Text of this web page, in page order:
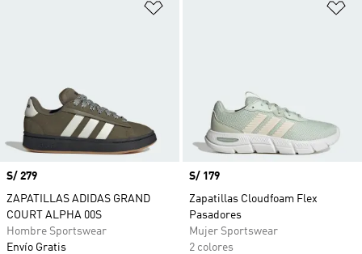
Precio
S/ 279
ZAPATILLAS ADIDAS GRAND
COURT ALPHA 00S
Hombre Sportswear
Envío Gratis
Precio
S/ 179
Zapatillas Cloudfoam Flex
Pasadores
Mujer Sportswear
2 colores